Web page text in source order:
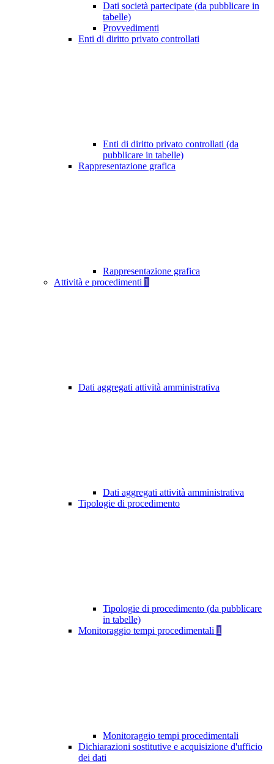
Dati società partecipate (da pubblicare in
tabelle)
Provvedimenti
Enti di diritto privato controllati
Enti di diritto privato controllati (da
pubblicare in tabelle)
Rappresentazione grafica
Rappresentazione grafica
Attività e procedimenti 1
Dati aggregati attività amministrativa
Dati aggregati attività amministrativa
Tipologie di procedimento
Tipologie di procedimento (da pubblicare
in tabelle)
Monitoraggio tempi procedimentali 1
Monitoraggio tempi procedimentali
Dichiarazioni sostitutive e acquisizione d'ufficio
dei dati